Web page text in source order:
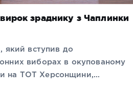
вирок зраднику з Чаплинки
який вступив до
виборах в окупованому
на ТОТ Херсонщини,…